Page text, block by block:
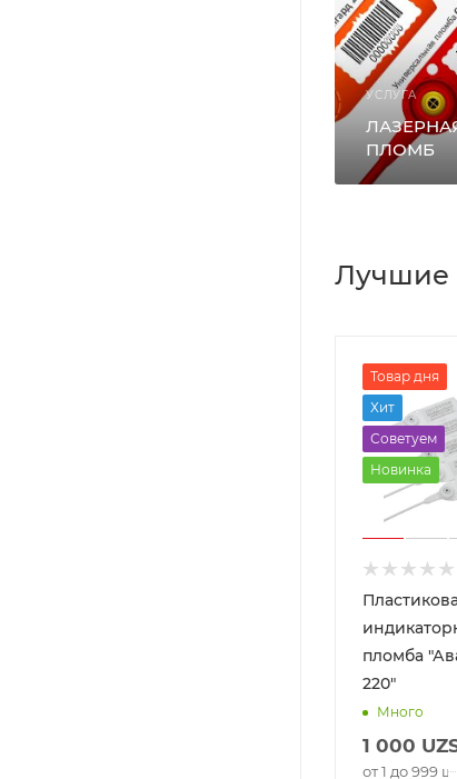
УСЛУГА
ПЛОМБ
Лучшие
Товар дня
Хит
Советуем
Новинка
пломба
220"
Много
1 000
от 1 до 999 шт